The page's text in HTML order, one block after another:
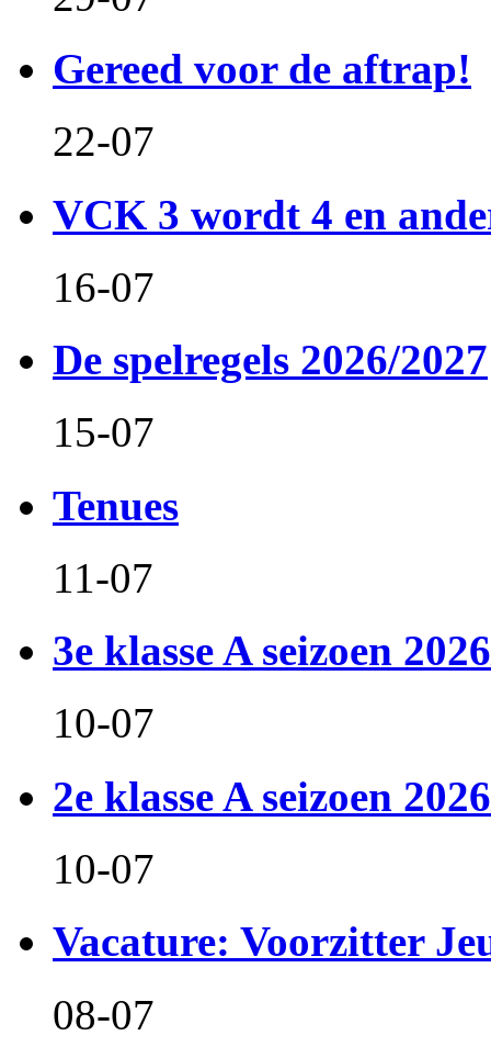
Gereed voor de aftrap!
22-07
VCK 3 wordt 4 en
16-07
De spelregels 2026/2027
15-07
Tenues
11-07
3e klasse A seizoen
10-07
2e klasse A seizoen
10-07
Vacature: Voorzitter
08-07